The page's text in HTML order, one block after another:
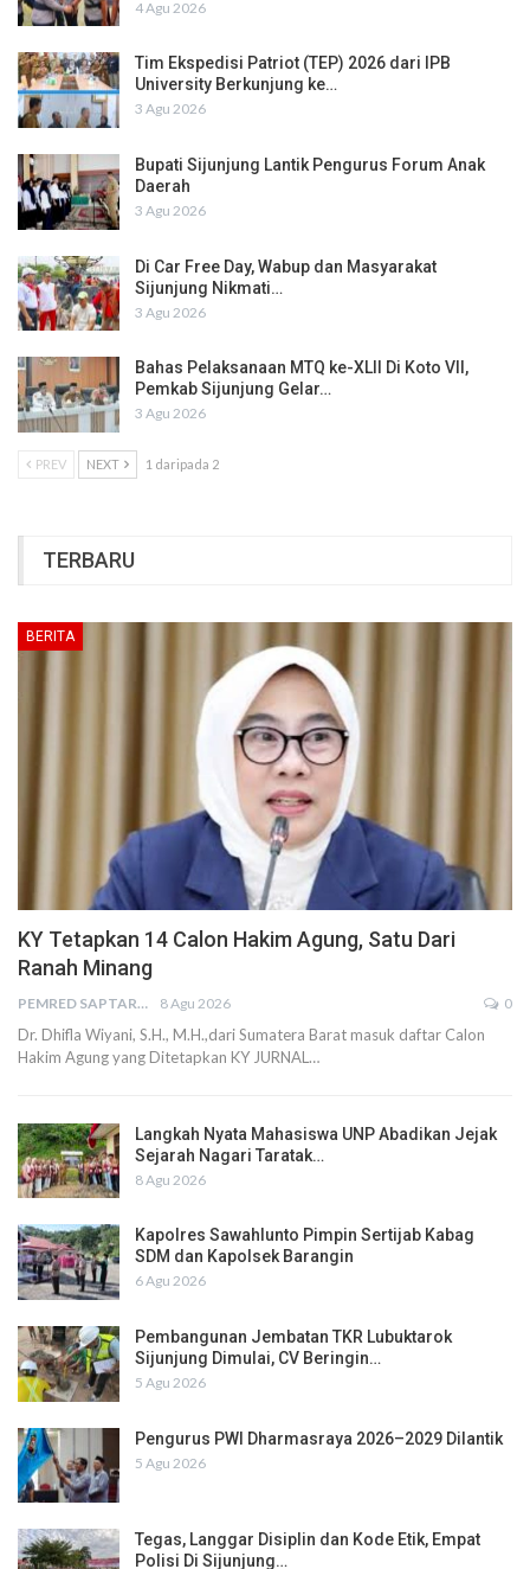
4 Agu 2026
Tim Ekspedisi Patriot (TEP) 2026 dari IPB
University Berkunjung ke…
3 Agu 2026
Bupati Sijunjung Lantik Pengurus Forum Anak
Daerah
3 Agu 2026
Di Car Free Day, Wabup dan Masyarakat
Sijunjung Nikmati…
3 Agu 2026
Bahas Pelaksanaan MTQ ke-XLII Di Koto VII,
Pemkab Sijunjung Gelar…
3 Agu 2026
PREV NEXT 1 daripada 2
TERBARU
BERITA
KY Tetapkan 14 Calon Hakim Agung, Satu Dari
Ranah Minang
PEMRED SAPTARIUS 8 Agu 2026 0
Dr. Dhifla Wiyani, S.H., M.H.,dari Sumatera Barat masuk daftar Calon
Hakim Agung yang Ditetapkan KY JURNAL…
Langkah Nyata Mahasiswa UNP Abadikan Jejak
Sejarah Nagari Taratak…
8 Agu 2026
Kapolres Sawahlunto Pimpin Sertijab Kabag
SDM dan Kapolsek Barangin
6 Agu 2026
Pembangunan Jembatan TKR Lubuktarok
Sijunjung Dimulai, CV Beringin…
5 Agu 2026
Pengurus PWI Dharmasraya 2026–2029 Dilantik
5 Agu 2026
Tegas, Langgar Disiplin dan Kode Etik, Empat
Polisi Di Sijunjung…